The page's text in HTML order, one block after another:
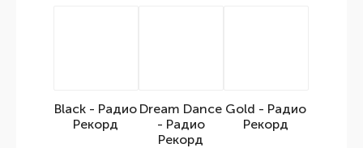
Black - Радио
Рекорд
Dream Dance
- Радио
Рекорд
Gold - Радио
Рекорд